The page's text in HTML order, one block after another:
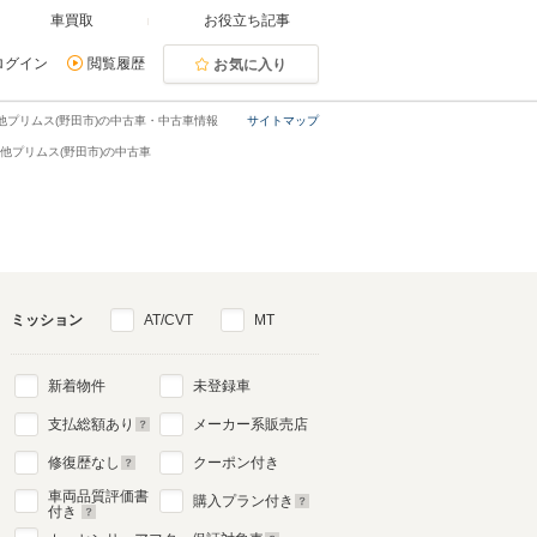
車買取 お役立ち記事
グイン 閲覧履歴 お気に入り
サイトマップ
プリムス(野田市)の中古車・中古車情報
プリムス(野田市)の中古車
ミッション AT/CVT MT
新着物件
支払総額あり
修復歴なし
車両品質評価書
付き
未登録車
メーカー系販売店
クーポン付き
購入プラン付き